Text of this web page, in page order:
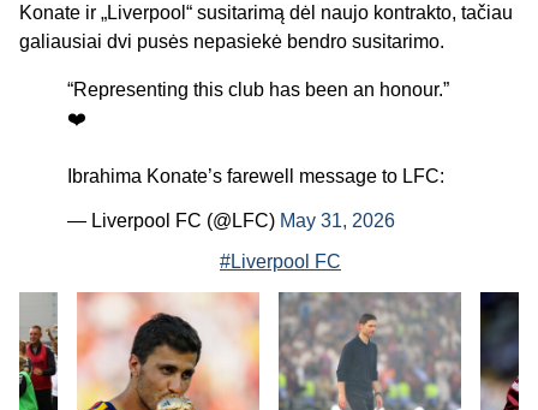
Konate ir „Liverpool“ susitarimą dėl naujo kontrakto, tačiau
galiausiai dvi pusės nepasiekė bendro susitarimo.
“Representing this club has been an honour.”
❤️
Ibrahima Konate’s farewell message to LFC:
— Liverpool FC (@LFC) May 31, 2026
#Liverpool FC